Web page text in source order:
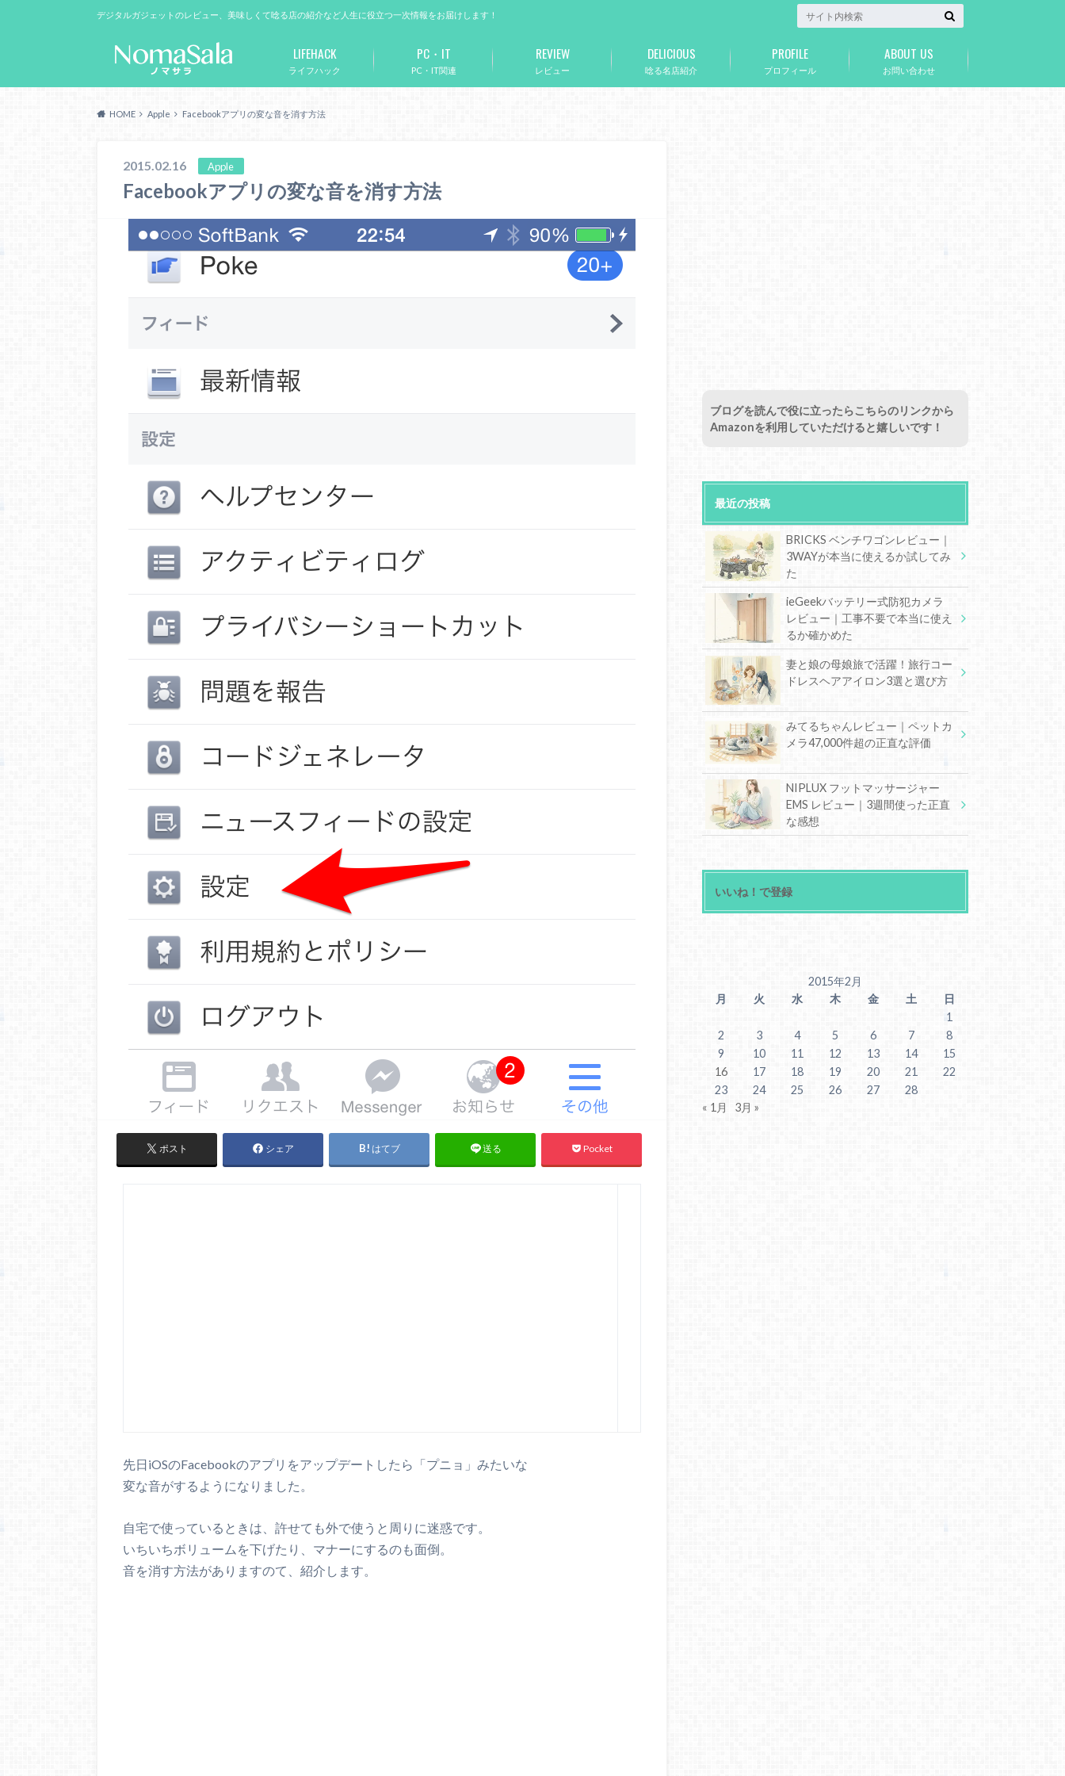
デジタルガジェットのレビュー、美味しくて唸る店の紹介など人生に役立つ一次情報をお届けします！
ライフハック
LIFEHACK
PC・IT関連
PC・IT
レビュー
REVIEW
唸る名店紹介
DELICIOUS
プロフィール
PROFILE
お問い合わせ
ABOUT US
HOME Apple Facebookアプリの変な音を消す方法
2015.02.16 Apple
Facebookアプリの変な音を消す方法
ポスト シェア はてブ 送る Pocket
先日iOSのFacebookのアプリをアップデートしたら「プニョ」みたいな
変な音がするようになりました。
自宅で使っているときは、許せても外で使うと周りに迷惑です。
いちいちボリュームを下げたり、マナーにするのも面倒。
音を消す方法がありますのて、紹介します。
ブログを読んで役に立ったらこちらのリンクから
Amazonを利用していただけると嬉しいです！
最近の投稿
BRICKS ベンチワゴンレビュー｜
3WAYが本当に使えるか試してみ
た
ieGeekバッテリー式防犯カメラ
レビュー｜工事不要で本当に使え
るか確かめた
妻と娘の母娘旅で活躍！旅行コー
ドレスヘアアイロン3選と選び方
みてるちゃんレビュー｜ペットカ
メラ47,000件超の正直な評価
NIPLUX フットマッサージャー
EMS レビュー｜3週間使った正直
な感想
いいね！で登録
2015年2月
月
火 水 木 金 土
日
1
2
3 4 5 6 7
8
9
10 11 12 13 14
15
16
17 18 19 20 21
22
23
24 25 26 27
28
« 1月
3月 »